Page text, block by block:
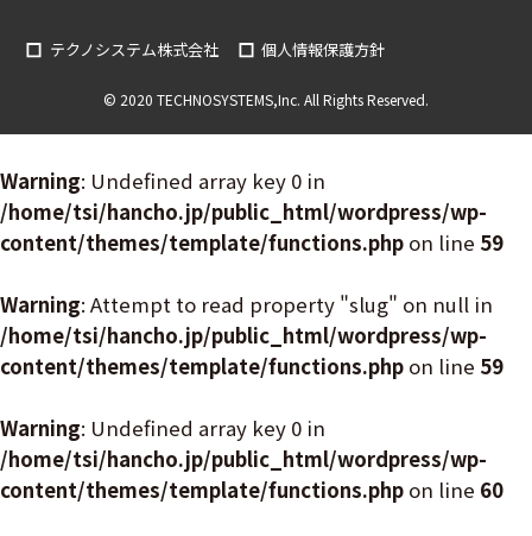
テクノシステム株式会社 個人情報保護方針
© 2020 TECHNOSYSTEMS,Inc. All Rights Reserved.
Warning: Undefined array key 0 in
/home/tsi/hancho.jp/public_html/wordpress/wp-
content/themes/template/functions.php on line 59
Warning: Attempt to read property "slug" on null in
/home/tsi/hancho.jp/public_html/wordpress/wp-
content/themes/template/functions.php on line 59
Warning: Undefined array key 0 in
/home/tsi/hancho.jp/public_html/wordpress/wp-
content/themes/template/functions.php on line 60